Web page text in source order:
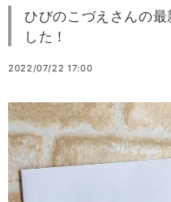
ひびのこづえさんの
した！
2022/07/22 17:00